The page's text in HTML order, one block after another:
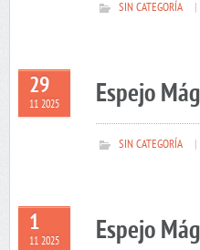
SIN CATEGORÍA
29
11 2025 Espejo
SIN CATEGORÍA
1
11 2025 Espejo